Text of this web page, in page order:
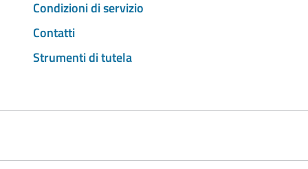
Condizioni di servizio
Contatti
Strumenti di tutela